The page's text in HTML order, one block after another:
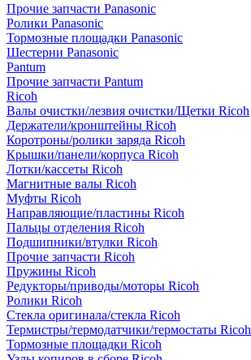
Прочие запчасти Panasonic
Ролики Panasonic
Тормозные площадки Panasonic
Шестерни Panasonic
Pantum
Прочие запчасти Pantum
Ricoh
Валы очистки/лезвия очистки/Щетки Ricoh
Держатели/кронштейны Ricoh
Коротроны/ролики заряда Ricoh
Крышки/панели/корпуса Ricoh
Лотки/кассеты Ricoh
Магнитные валы Ricoh
Муфты Ricoh
Направляющие/пластины Ricoh
Пальцы отделения Ricoh
Подшипники/втулки Ricoh
Прочие запчасти Ricoh
Пружины Ricoh
Редукторы/приводы/моторы Ricoh
Ролики Ricoh
Стекла оригинала/стекла Ricoh
Термистры/термодатчики/термостаты Ricoh
Тормозные площадки Ricoh